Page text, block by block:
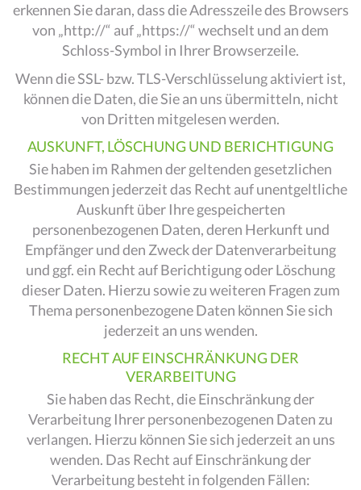
erkennen Sie daran, dass die Adresszeile des Browsers
von „http://“ auf „https://“ wechselt und an dem
Schloss-Symbol in Ihrer Browserzeile.
Wenn die SSL- bzw. TLS-Verschlüsselung aktiviert ist,
können die Daten, die Sie an uns übermitteln, nicht
von Dritten mitgelesen werden.
AUSKUNFT, LÖSCHUNG UND BERICHTIGUNG
Sie haben im Rahmen der geltenden gesetzlichen
Bestimmungen jederzeit das Recht auf unentgeltliche
Auskunft über Ihre gespeicherten
personenbezogenen Daten, deren Herkunft und
Empfänger und den Zweck der Datenverarbeitung
und ggf. ein Recht auf Berichtigung oder Löschung
dieser Daten. Hierzu sowie zu weiteren Fragen zum
Thema personenbezogene Daten können Sie sich
jederzeit an uns wenden.
RECHT AUF EINSCHRÄNKUNG DER
VERARBEITUNG
Sie haben das Recht, die Einschränkung der
Verarbeitung Ihrer personenbezogenen Daten zu
verlangen. Hierzu können Sie sich jederzeit an uns
wenden. Das Recht auf Einschränkung der
Verarbeitung besteht in folgenden Fällen: